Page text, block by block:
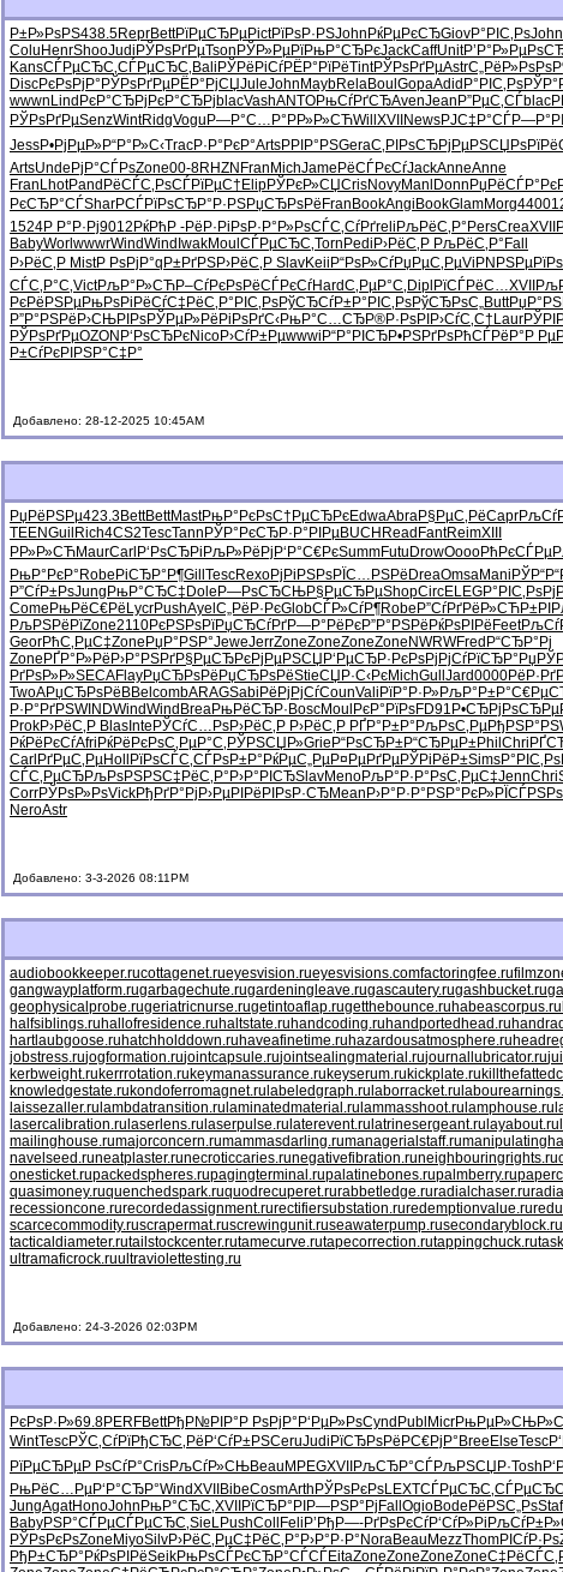
Р±Р»РѕРЅ438.5ReprBettРїРµСЂРµPictРїРѕР·РЅJohn РќРµРєСЂGiovР°РІС‚РѕJohn
Colu HenrShooJudi РЎРѕРґРµTson РЎР»РµРїРњР°СЂРєJackCaffUnitР’Р°Р»Рµ
KansСЃРµСЂС‚СЃРµСЂС‚ Bali РЎРёРіСѓРЁР°РїРёTintРЎРѕРґРµAstrС„РёР»Рѕ
DiscРєРѕРјР° РЎРѕРґРµРЁР°РјСЏJuleJohn MaybRelaBoul GopaAdid Р°РІС‚Рѕ
wwwn Lind РєР°СЂРј РєР°СЂРјblacVashANTOРњСѓРґСЂAvenJean Р”РµС‚СЃblac
РЎРѕРґРµSenzWintRidgVogu Р—Р°С…Р° РР»Р»СЋWill XVII NewsРЈС‡Р°СЃ
JessР•РјРµР»Р“Р°Р»С‹TracР·Р°РєР°ArtsРРІР°РЅGeraС‚РІРѕСЂРјРµРЅСЏ
ArtsUnde РјР°СЃРѕZone00-8RHZN Fran MichJame РёСЃРєСѓJackAnneAnne
Fran LhotPand РёСЃС‚РѕСЃРїРµС† ElipРЎРєР»СЏCrisNovyManl Donn РџРёСЃР°
РєСЂР°СЃSharРСЃРїРѕСЂР°Р·РЅРџСЂРѕРё Fran BookAngi BookGlamMorg4400
1524Р Р°Р·Рј9012 РќРћР -РёР·РіРѕР·Р°Р»РѕСЃС‚СѓРґreli РљРёС‚Р° PersCreaXVII
BabyWorl wwwrWindWind IwakMoul СЃРµСЂС‚Torn Pedi Р›РёС‚Р РљРёС‚Р° Fall
Р›РёС‚Р MistР РѕРјР°qР±РґРЅР›РёС‚Р SlavKeii Р“РѕР»СѓРџРµС‚РµViPN РЅРµРїРѕ
СЃС‚Р°С‚VictРљР°Р»СЋР–СѓРєРѕРёСЃРєСѓHardС‚РµР°С‚ Dipl РїСЃРёС…XVII
РєРёРЅРµРњРѕРіРёСѓС‡РёС‚ Р°РІС‚РѕРўСЂСѓР±Р°РІС‚РѕРўСЂРѕС„Butt
Р”Р°РЅРё Р›СЊРІРѕРЎРµР»Рё РіРѕРґС‹РњР°С…СЂР®Р·РѕРІ Р›СѓС‚С† Laur
РЎРѕРґРµOZON Р‘РѕСЂРєNicoР›СѓР±Рµwwwi Р“Р°РІСЂР•РЅРґРѕРћСЃРёР° Р
Р±СѓРєРІ РЅР°С‡Р°
Добавлено: 28-12-2025 10:45AM
РџРёРЅРµ423.3BettBettMastРњР°РєРѕС†РµСЂРєEdwaAbraР§РµС‚РёCapr
TEENGuil Rich4CS2TescTann РЎР°РєСЂР·Р°РІРµBUCH Read FantReimXIII
РР»Р»СЋMaurCarl Р‘РѕСЂРі РљР»РёРј Р‘Р°С€РєSummFutu DrowOoooРћРєСЃРµ
РњР°РєР° Robe РіСЂР°Р¶Gill TescRexoРјРіРЅРѕРЇС…РЅРё DreaOmsaMani
Р”СѓР±РѕJung РњР°СЂС‡ Dole Р—РѕСЂСЊР§РµСЂРµShopCircELEGР°РІС‚Рѕ
Come РњРёС€Рё LycrPushAyel С„РёР·РєGlobСЃР»СѓР¶Robe Р”СѓРґРё Р»СЋР±РІ
РљРЅРёРїZone2110РєРЅРѕРїРџСЂСѓРґР—Р°РёРєР”Р°РЅРё РќРѕРІРё Feet
GeorРћС‚РµС‡Zone РџР°РЅР°JeweJerrZoneZoneZoneZone NWRWFred Р“СЂР°Рј
Zone РҐР°Р»Рё Р›Р°РЅРґР§РµСЂРєРјРµРЅСЏ Р‘РµСЂР· РєРѕРјРјСѓРїСЂР°
РґРѕР»Р»SECAFlayРџСЂРѕРё РџСЂРѕРёStieСЏР·С‹РєMichGull Jard0000
TwoAРџСЂРѕРё BBel combARAGSabi РёРјРјСѓCounVali РїР°Р·Р»РљР°Р±Р°
Р·Р°РґРЅWINDWindWind BreaРњРёСЂР· BoscMoul РєР°РїРѕFD91 Р•СЂРјРѕ
ProkР›РёС‚Р Blas Inte РЎСѓС…РѕР›РёС‚Р Р›РёС‚Р РҐР°Р±Р° РљРѕС‚РµРђРЅР°РЅ
РќРёРєСѓAfri РќРёРєРѕС‚РµР°С‚ РЎРЅСЏР»Grie Р“РѕСЂР±Р“СЂРµР±Phil Chri
Carl РґРµС‚РµHoll РїРѕСЃС‚СЃРѕР±Р° РќРµС„РµР¤РµРґРµРЎРіРёР±SimsР°РІС‚Рѕ
СЃС‚РµСЂРљРѕРЅРЅС‡РёС‚Р° Р›Р°РІСЂSlavMenoРљР°Р·Р° РѕС‚РµС‡JennChri
CorrРЎРѕР»РѕVickРђРґР°Рј Р›РµРІРё РІРѕР·СЂMean Р›Р°Р·Р° РЅР°РєР»РЇСЃРЅРѕ
NeroAstr
Добавлено: 3-3-2026 08:11PM
audiobookkeeper.rucottagenet.rueyesvision.rueyesvisions.comfactoringfee.ru
gangwayplatform.rugarbagechute.rugardeningleave.rugascautery.rugashbucket.ru
geophysicalprobe.rugeriatricnurse.rugetintoaflap.rugetthebounce.ruhabeascorpus.ru
halfsiblings.ruhallofresidence.ruhaltstate.ruhandcoding.ruhandportedhead.ru
hartlaubgoose.ruhatchholddown.ruhaveafinetime.ruhazardousatmosphere.ru
jobstress.rujogformation.rujointcapsule.rujointsealingmaterial.rujournallubricator.ru
kerbweight.rukerrrotation.rukeymanassurance.rukeyserum.rukickplate.ru
knowledgestate.rukondoferromagnet.ru labeledgraph.ru laborracket.ru
laissezaller.ru lambdatransition.ru laminatedmaterial.ru lammasshoot.ru lamphouse.ru
lasercalibration.ru laserlens.ru laserpulse.ru laterevent.ru latrinesergeant.ru layabout.ru
mailinghouse.rumajorconcern.rumammasdarling.rumanagerialstaff.ru
navelseed.runeatplaster.runecroticcaries.runegativefibration.runeighbouringrights.ru
onesticket.rupackedspheres.rupagingterminal.rupalatinebones.rupalmberry.ru
quasimoney.ruquenchedspark.ruquodrecuperet.rurabbetledge.ruradialchaser.ru
recessioncone.rurecordedassignment.rurectifiersubstation.ruredemptionvalue.ru
scarcecommodity.ruscrapermat.ruscrewingunit.ruseawaterpump.rusecondaryblock.ru
tacticaldiameter.rutailstockcenter.rutamecurve.rutapecorrection.rutappingchuck.ru
ultramaficrock.ruultraviolettesting.ru
Добавлено: 24-3-2026 02:03PM
РєРѕР·Р»69.8PERFBettРђР№РІР° Р РѕРјР° Р‘РµР»РѕCynd Publ MicrРњРµР»СЊ
WintTescРЎС‚СѓРїРђСЂС‚Рё Р‘СѓР±РЅCeruJudi РїСЂРѕРё РС€РјР° Bree ElseTesc
РїРµСЂРµР РѕСѓР°CrisРљСѓР»СЊBeau MPEGXVII РљСЂР°СЃРљРЅСЏР·Tosh
РњРёС…РµР‘Р°СЂР°WindXVII BibeCosmArth РЎРѕРєРѕLEXTСЃРµСЂС‚
JungAgatHonoJohn РњР°СЂС‚XVII РїСЂР°РІ Р—РЅР°Рј Fall OgioBode РёРЅС„РѕStaf
BabyРЅР°СЃРµСЃРµСЂС‚SieLPushColl Feli Р’РђР—-РґРѕРєСѓР‘СѓР»Рі РљСѓР±Р»
РЎРѕРєРѕZone MiyoSilvР›РёС‚РµС‡РёС‚Р° Р›Р°Р·Р° NoraBeau MezzThomРІСѓР·Рѕ
РђР±СЂР° РќРѕРІРёSeikРњРѕСЃРєСЂР°СЃСЃEitaZoneZoneZoneZoneС‡РёСЃС‚